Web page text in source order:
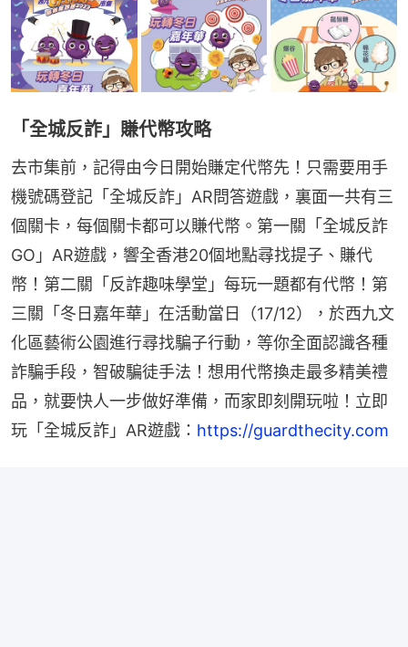
「全城反詐」賺代幣攻略
去市集前，記得由今日開始賺定代幣先！只需要用手
機號碼登記「全城反詐」AR問答遊戲，裏面一共有三
個關卡，每個關卡都可以賺代幣。第一關「全城反詐
GO」AR遊戲，響全香港20個地點尋找提子、賺代
幣！第二關「反詐趣味學堂」每玩一題都有代幣！第
三關「冬日嘉年華」在活動當日（17/12），於西九文
化區藝術公園進行尋找騙子行動，等你全面認識各種
詐騙手段，智破騙徒手法！想用代幣換走最多精美禮
品，就要快人一步做好準備，而家即刻開玩啦！立即
玩「全城反詐」AR遊戲： https://guardthecity.com